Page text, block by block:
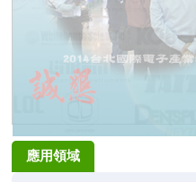
應用領域